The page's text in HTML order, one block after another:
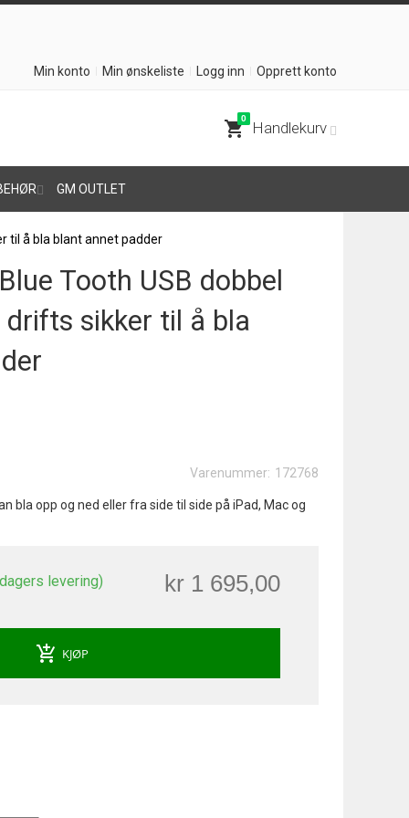
Min konto Min ønskeliste Logg inn Opprett konto
shopping_cart
0
Handlekurv
GM OUTLET
til å bla blant annet padder
Tooth USB dobbel
sikker til å bla
Varenummer: 172768
bla opp og ned eller fra side til side på iPad, Mac og
kr 1 695,00
levering)
add_shopping_cart KJØP